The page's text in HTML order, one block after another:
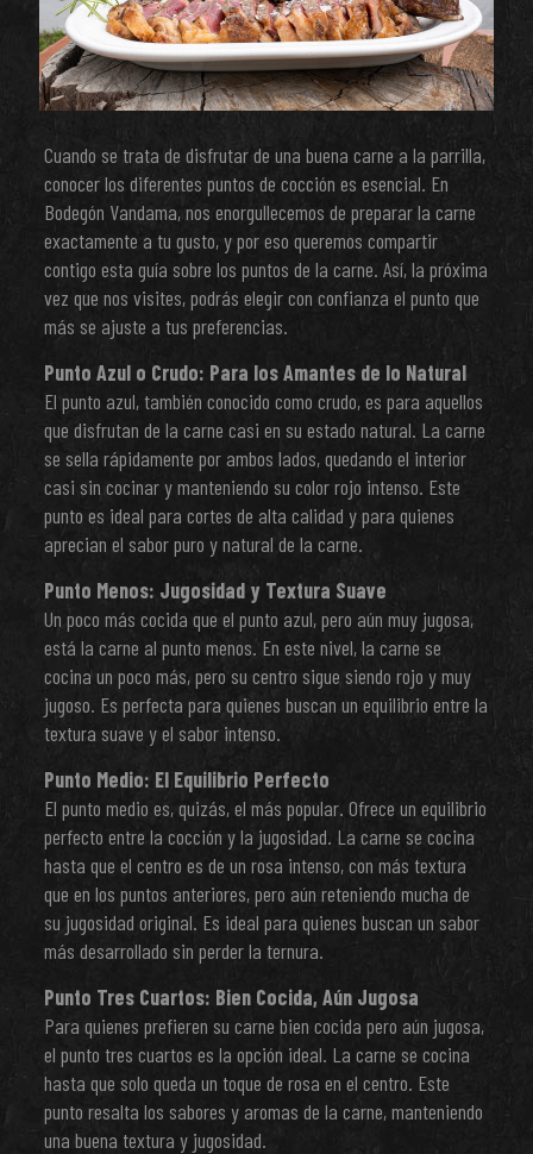
Cuando se trata de disfrutar de una buena carne a la parrilla,
conocer los diferentes puntos de cocción es esencial. En
Bodegón Vandama, nos enorgullecemos de preparar la carne
exactamente a tu gusto, y por eso queremos compartir
contigo esta guía sobre los puntos de la carne. Así, la próxima
vez que nos visites, podrás elegir con confianza el punto que
más se ajuste a tus preferencias.
Punto Azul o Crudo: Para los Amantes de lo Natural
El punto azul, también conocido como crudo, es para aquellos
que disfrutan de la carne casi en su estado natural. La carne
se sella rápidamente por ambos lados, quedando el interior
casi sin cocinar y manteniendo su color rojo intenso. Este
punto es ideal para cortes de alta calidad y para quienes
aprecian el sabor puro y natural de la carne.
Punto Menos: Jugosidad y Textura Suave
Un poco más cocida que el punto azul, pero aún muy jugosa,
está la carne al punto menos. En este nivel, la carne se
cocina un poco más, pero su centro sigue siendo rojo y muy
jugoso. Es perfecta para quienes buscan un equilibrio entre la
textura suave y el sabor intenso.
Punto Medio: El Equilibrio Perfecto
El punto medio es, quizás, el más popular. Ofrece un equilibrio
perfecto entre la cocción y la jugosidad. La carne se cocina
hasta que el centro es de un rosa intenso, con más textura
que en los puntos anteriores, pero aún reteniendo mucha de
su jugosidad original. Es ideal para quienes buscan un sabor
más desarrollado sin perder la ternura.
Punto Tres Cuartos: Bien Cocida, Aún Jugosa
Para quienes prefieren su carne bien cocida pero aún jugosa,
el punto tres cuartos es la opción ideal. La carne se cocina
hasta que solo queda un toque de rosa en el centro. Este
punto resalta los sabores y aromas de la carne, manteniendo
una buena textura y jugosidad.